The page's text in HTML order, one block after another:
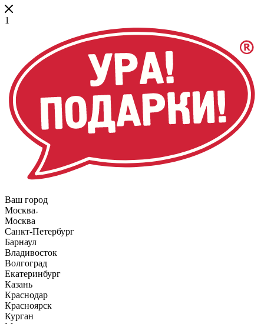
1
Ваш город
Москва
Москва
Санкт-Петербург
Барнаул
Владивосток
Волгоград
Екатеринбург
Казань
Краснодар
Красноярск
Курган